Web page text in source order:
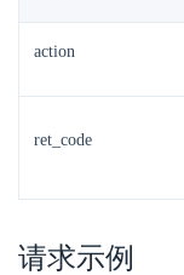
action
ret_code
请求示例